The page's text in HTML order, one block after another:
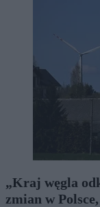
„Kraj węgla
zmian w